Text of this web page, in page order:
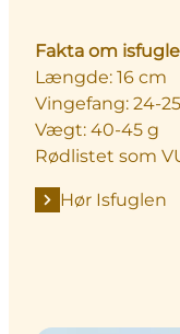
Fakta om
Længde: 16 cm
Vingefang: 24-
Vægt: 40-45 g
Rødlistet som
Hør Isfuglen